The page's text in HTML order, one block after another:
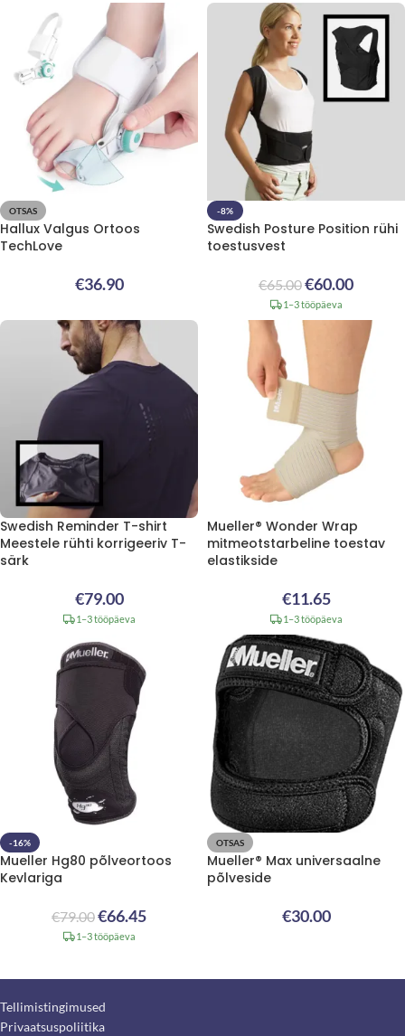
OTSAS
Hallux Valgus Ortoos
TechLove
€36.90
-8%
Swedish Posture Position rühi
toestusvest
€65.00€60.00
1–3 tööpäeva
Swedish Reminder T-shirt
Meestele rühti korrigeeriv T-
särk
€79.00
1–3 tööpäeva
Mueller® Wonder Wrap
mitmeotstarbeline toestav
elastikside
€11.65
1–3 tööpäeva
-16%
Mueller Hg80 põlveortoos
Kevlariga
€79.00€66.45
1–3 tööpäeva
OTSAS
Mueller® Max universaalne
põlveside
€30.00
Tellimistingimused
Privaatsuspoliitika